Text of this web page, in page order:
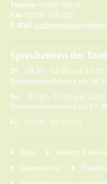
Telefon 03338 365-0
Fax 03338 365-105
E-Mail
Sprechzeiten der
Di 08.30 - 12.00 und 13.00
Einwohnermeldeamt bis
Do 08.30 - 12.00 und 13.00
Einwohnermeldeamt bis
Fr 09.00 - 12.00 Uhr
Start Anfahrt &
Datenschutz